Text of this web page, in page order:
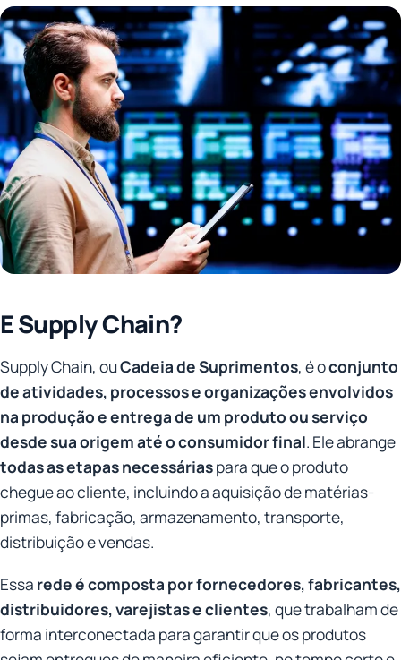
E Supply Chain?
Supply Chain, ouCadeia de Suprimentos, é oconjunto
de atividades, processos e organizações envolvidos
na produção e entrega de um produto ou serviço
desde sua origem até o consumidor final. Ele abrange
todas as etapas necessáriaspara que o produto
chegue ao cliente, incluindo a aquisição de matérias-
primas, fabricação, armazenamento, transporte,
distribuição e vendas.
Essa rede é composta por fornecedores, fabricantes,
distribuidores, varejistas e clientes, que trabalham de
forma interconectada para garantir que os produtos